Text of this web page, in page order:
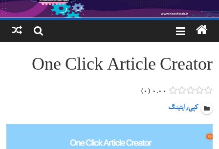
خبری
هوش
مصنوعی
www.hooshtaak.ir
One Click Article Creator
۰.۰۰ ۰
کپی‌رایتینگ